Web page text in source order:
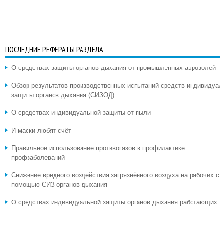
ПОСЛЕДНИЕ РЕФЕРАТЫ РАЗДЕЛА
О средствах защиты органов дыхания от промышленных аэрозолей
Обзор результатов производственных испытаний средств
защиты органов дыхания (СИЗОД)
О средствах индивидуальной защиты от пыли
И маски любят счёт
Правильное использование противогазов в профилактике
профзаболеваний
Снижение вредного воздействия загрязнённого воздуха на рабочих с
помощью СИЗ органов дыхания
О средствах индивидуальной защиты органов дыхания работающих